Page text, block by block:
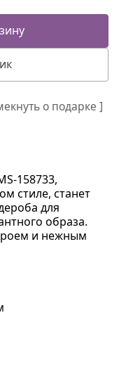
о подарке ]
158733,
стиле, станет
для
образа.
и нежным